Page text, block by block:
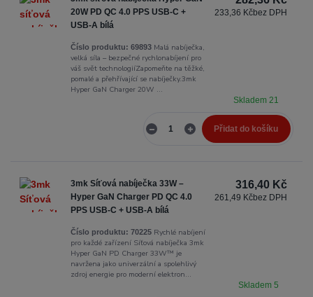
20W PD QC 4.0 PPS USB-C +
USB-A bílá
Číslo produktu: 69893Malá nabíječka,
velká síla – bezpečné rychlonabíjení pro
váš svět technologiíZapomeňte na těžké,
pomalé a přehřívající se nabíječky.3mk
Hyper GaN Charger 20W ...
233,36 Kčbez DPH
Skladem 21
Přidat do košíku
3mk Síťová nabíječka 33W –
Hyper GaN Charger PD QC 4.0
PPS USB-C + USB-A bílá
Číslo produktu: 70225Rychlé nabíjení
pro každé zařízení Síťová nabíječka 3mk
Hyper GaN PD Charger 33W™ je
navržena jako univerzální a spolehlivý
zdroj energie pro moderní elektron...
316,40 Kč
261,49 Kčbez DPH
Skladem 5